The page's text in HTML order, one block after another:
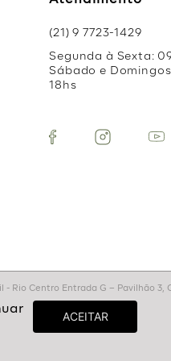
(21) 9 7723-1429
Segunda à Sexta:
Sábado e
18hs
Rio Centro Entrada G – Pavilhão 3,